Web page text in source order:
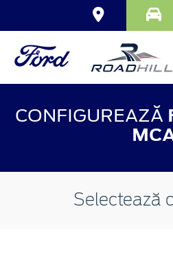
CONFIGUREAZĂ
Selectează